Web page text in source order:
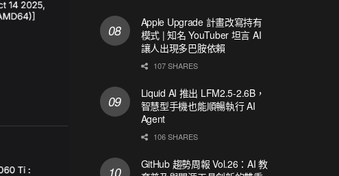
Apple Upgrade 計畫改寫持有
模式 | 知名 YouTuber 坦言 AI
讓人出現多巴胺依賴
107 SHARES
Liquid AI 推出 LFM2.5-2.6B，
智慧型手機也能順暢執行 AI
Agent
106 SHARES
GitHub 趨勢周報 Vol.26：AI 教